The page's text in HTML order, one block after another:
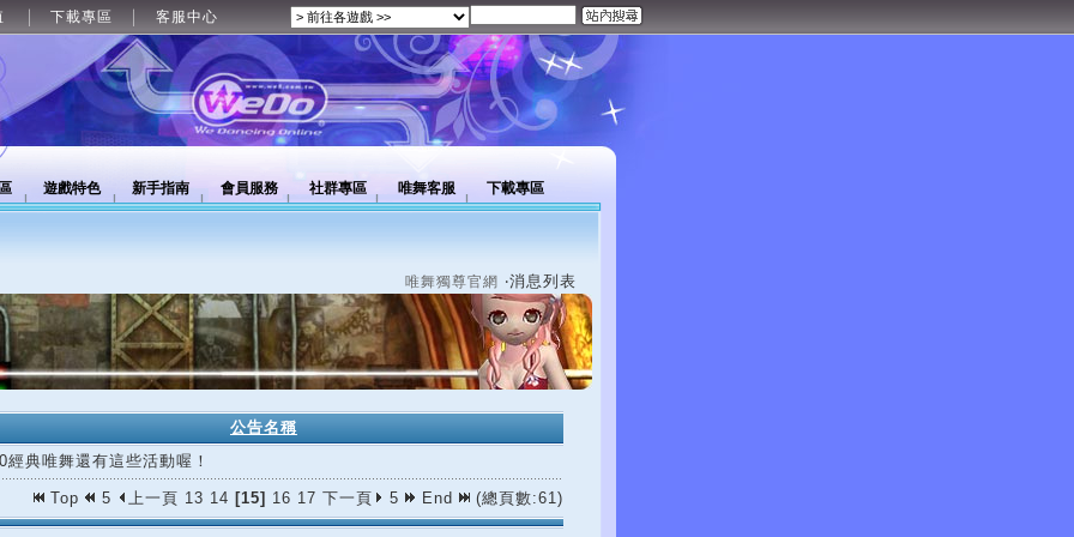
下載專區 客服中心
遊戲特色 新手指南 會員服務 社群專區 唯舞客服 下載專區
唯舞獨尊官網 ‧消息列表
公告名稱
經典唯舞還有這些活動喔！
Top 5 上一頁 13 14 [15] 16 17 下一頁 5 End (總頁數:61)